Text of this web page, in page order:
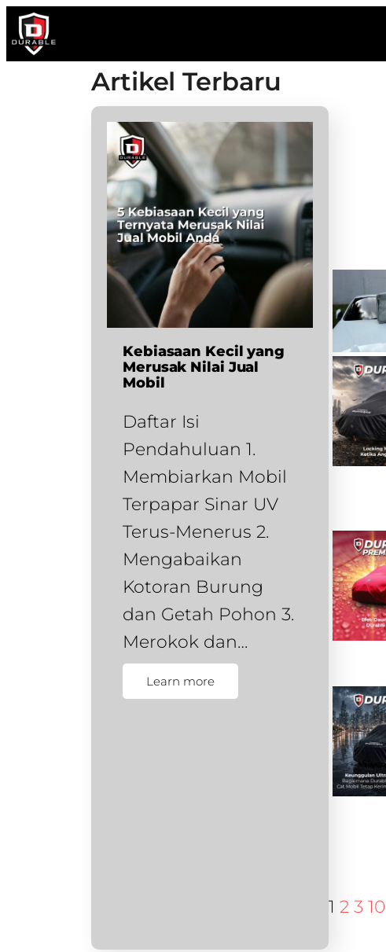
Artikel Terbaru
Kebiasaan Kecil yang
Merusak Nilai Jual
Mobil
Daftar Isi
Pendahuluan 1.
Membiarkan Mobil
Terpapar Sinar UV
Terus-Menerus 2.
Mengabaikan
Kotoran Burung
dan Getah Pohon 3.
Merokok dan…
Learn more
1 2 3 10